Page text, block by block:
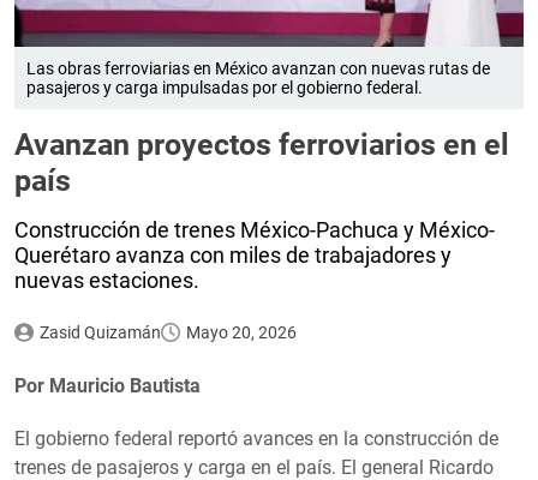
Las obras ferroviarias en México avanzan con nuevas rutas de
pasajeros y carga impulsadas por el gobierno federal.
Avanzan proyectos ferroviarios en el
país
Construcción de trenes México-Pachuca y México-
Querétaro avanza con miles de trabajadores y
nuevas estaciones.
Zasid Quizamán Mayo 20, 2026
Por Mauricio Bautista
El gobierno federal reportó avances en la construcción de
trenes de pasajeros y carga en el país. El general Ricardo